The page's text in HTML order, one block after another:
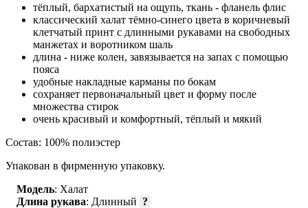
тёплый, бархатистый на ощупь, ткань - фланель флис
классический халат тёмно-синего цвета в коричневый
клетчатый принт с длинными рукавами на свободных
манжетах и воротником шаль
длина - ниже колен, завязывается на запах с помощью
пояса
удобные накладные карманы по бокам
сохраняет первоначальный цвет и форму после
множества стирок
очень красивый и комфортный, тёплый и мякий
Состав: 100% полиэстер
Упакован в фирменную упаковку.
Модель: Халат
Длина рукава: Длинный ?